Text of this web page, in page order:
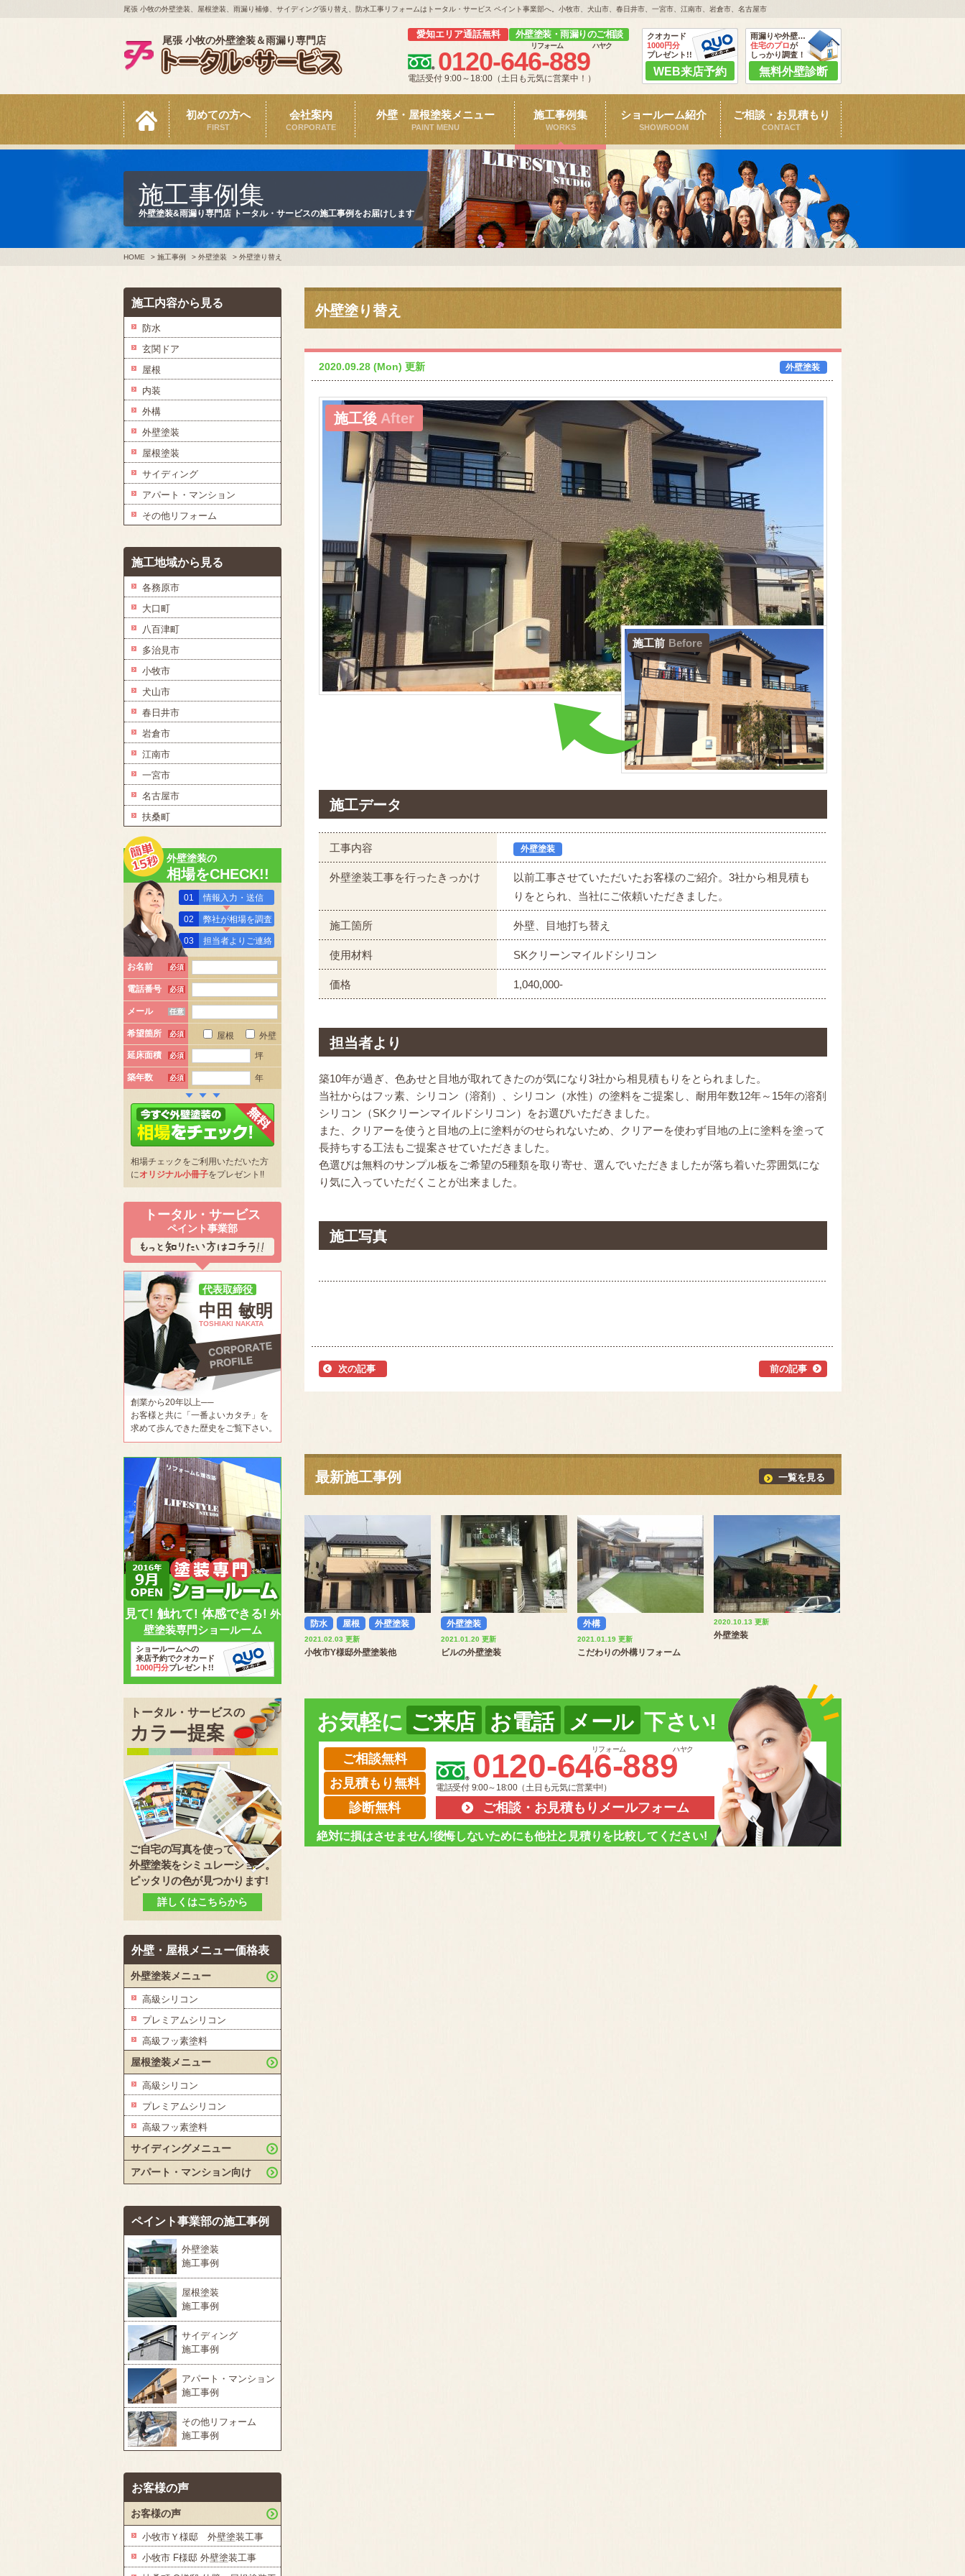
尾張 小牧の外壁塗装、屋根塗装、雨漏り補修、サイディング張り替え、防水工事リフォームはトータル・サービス ペイント事業部へ。小牧市、犬山市、春日井市、一宮市、江南市、岩倉市、名古屋市
尾張 小牧の外壁塗装＆雨漏り専門店
愛知エリア通話無料 外壁塗装・雨漏りのご相談
0120-646-889
リフォーム ハヤク
電話受付 9:00～18:00（土日も元気に営業中！）
クオカード
1000円分
プレゼント!!
WEB来店予約
雨漏りや外壁…
住宅のプロが
しっかり調査！
無料外壁診断
初めての方へ
FIRST
会社案内
CORPORATE
外壁・屋根塗装メニュー
PAINT MENU
施工事例集
WORKS
ショールーム紹介
SHOWROOM
ご相談・お見積もり
CONTACT
施工事例集
外壁塗装&雨漏り専門店 トータル・サービスの施工事例をお届けします
HOME > 施工事例 > 外壁塗装 > 外壁塗り替え
外壁塗り替え
2020.09.28 (Mon) 更新 外壁塗装
施工後 After
施工前 Before
施工データ
工事内容 外壁塗装
外壁塗装工事を行ったきっかけ
以前工事させていただいたお客様のご紹介。3社から相見積も
りをとられ、当社にご依頼いただきました。
施工箇所 外壁、目地打ち替え
使用材料 SKクリーンマイルドシリコン
価格 1,040,000-
担当者より
築10年が過ぎ、色あせと目地が取れてきたのが気になり3社から相見積もりをとられました。
当社からはフッ素、シリコン（溶剤）、シリコン（水性）の塗料をご提案し、耐用年数12年～15年の溶剤
シリコン（SKクリーンマイルドシリコン）をお選びいただきました。
また、クリアーを使うと目地の上に塗料がのせられないため、クリアーを使わず目地の上に塗料を塗って
長持ちする工法もご提案させていただきました。
色選びは無料のサンプル板をご希望の5種類を取り寄せ、選んでいただきましたが落ち着いた雰囲気にな
り気に入っていただくことが出来ました。
施工写真
次の記事 前の記事
最新施工事例 一覧を見る
防水 屋根 外壁塗装
2021.02.03 更新
小牧市Y様邸外壁塗装他
外壁塗装
2021.01.20 更新
ビルの外壁塗装
外構
2021.01.19 更新
こだわりの外構リフォーム
2020.10.13 更新
外壁塗装
お気軽に ご来店 お電話 メール 下さい!
ご相談無料
お見積もり無料
診断無料
0120-646-889
リフォーム ハヤク
電話受付 9:00～18:00（土日も元気に営業中!）
ご相談・お見積もりメールフォーム
絶対に損はさせません!後悔しないためにも他社と見積りを比較してください!
施工内容から見る
防水
玄関ドア
屋根
内装
外構
外壁塗装
屋根塗装
サイディング
アパート・マンション
その他リフォーム
施工地域から見る
各務原市
大口町
八百津町
多治見市
小牧市
犬山市
春日井市
岩倉市
江南市
一宮市
名古屋市
扶桑町
外壁塗装の
相場をCHECK!!
01 情報入力・送信
02 弊社が相場を調査
03 担当者よりご連絡
お名前 必須
電話番号 必須
メール 任意
希望箇所 必須 屋根
外壁
延床面積
必須 坪
築年数 必須 年
相場チェックをご利用いただいた方
にオリジナル小冊子をプレゼント!!
トータル・サービス
ペイント事業部
代表取締役
中田 敏明
TOSHIAKI NAKATA
創業から20年以上──
お客様と共に「一番よいカタチ」を
求めて歩んできた歴史をご覧下さい。
見て! 触れて! 体感できる! 外
壁塗装専門ショールーム
ショールームへの
来店予約でクオカード
1000円分プレゼント!!
トータル・サービスの
カラー提案
ご自宅の写真を使って
外壁塗装をシミュレーション。
ピッタリの色が見つかります!
詳しくはこちらから
外壁・屋根メニュー価格表
外壁塗装メニュー
高級シリコン
プレミアムシリコン
高級フッ素塗料
屋根塗装メニュー
高級シリコン
プレミアムシリコン
高級フッ素塗料
サイディングメニュー
アパート・マンション向け
ペイント事業部の施工事例
外壁塗装
施工事例
屋根塗装
施工事例
サイディング
施工事例
アパート・マンション
施工事例
その他リフォーム
施工事例
お客様の声
お客様の声
小牧市Ｙ様邸 外壁塗装工事
小牧市 F様邸 外壁塗装工事